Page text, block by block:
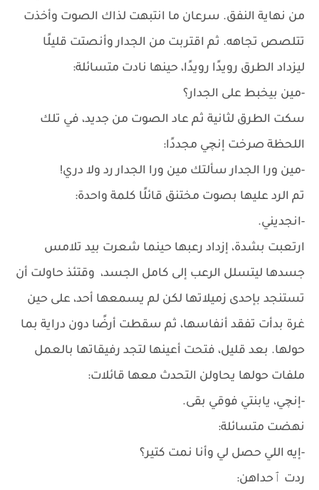
من نهاية النفق. سرعان ما انتبهت لذاك الصوت وأخذت
تتلصص تجاهه. ثم اقتربت من الجدار وأنصتت قليلًا
ليزداد الطرق رويدًا رويدًا، حينها نادت متسائلة:
-مين بيخبط على الجدار؟
سكت الطرق لثانية ثم عاد الصوت من جديد، في تلك
اللحظة صرخت إنچي مجددًا:
-مين ورا الجدار سألتك مين ورا الجدار رد ولا دري!
تم الرد عليها بصوت مختنق قائلًا كلمة واحدة:
-انجديني.
ارتعبت بشدة، إزداد رعبها حينما شعرت بيد تلامس
جسدها ليتسلل الرعب إلى كامل الجسد، وقتئذ حاولت أن
تستنجد بإحدى زميلاتها لكن لم يسمعها أحد، على حين
غرة بدأت تفقد أنفاسها، ثم سقطت أرضًا دون دراية بما
حولها. بعد قليل، فتحت أعينها لتجد رفيقاتها بالعمل
ملفات حولها يحاولن التحدث معها قائلات:
-إنچي، يابنتي فوقي بقى.
نهضت متسائلة:
-إيه اللي حصل لي وأنا نمت كتير؟
ردت ٱحداهن: